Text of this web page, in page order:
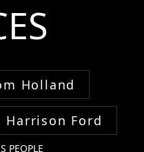
Holland
Harrison Ford
PEOPLE